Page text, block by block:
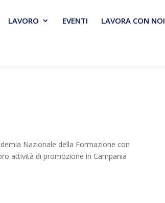
LAVORO EVENTI LAVORA CON NOI
Nazionale della Formazione con
attività di promozione in Campania